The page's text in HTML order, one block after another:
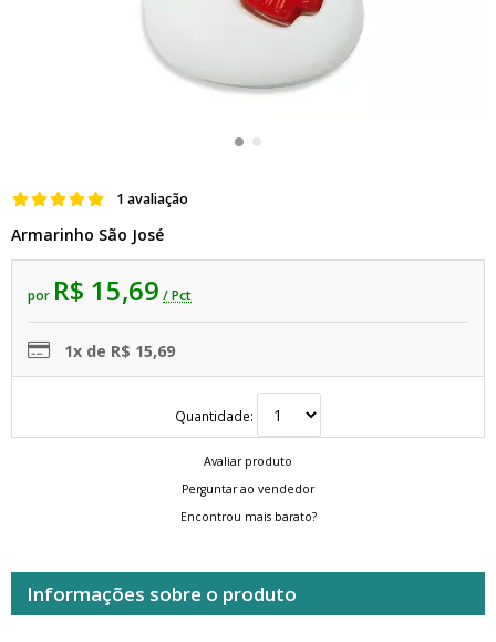
1 avaliação
Armarinho São José
por R$ 15,69 / Pct
1x de R$ 15,69
Quantidade:
Avaliar produto
Perguntar ao vendedor
Encontrou mais barato?
Informações sobre o produto